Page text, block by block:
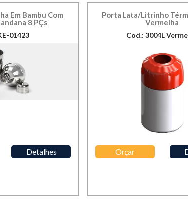
Em Bambu Com
8 PÇs
01423
Detalhes
Porta Lata/Litrinho
Vermelha
Cod.: 3004L
Orçar